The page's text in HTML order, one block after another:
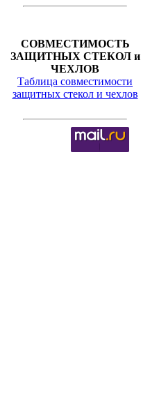
СОВМЕСТИМОСТЬ
ЗАЩИТНЫХ СТЕКОЛ и
ЧЕХЛОВ
Таблица совместимости
защитных стекол и чехлов